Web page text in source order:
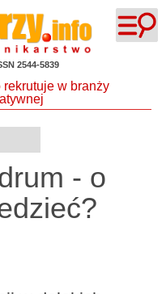
2544-5839
- o